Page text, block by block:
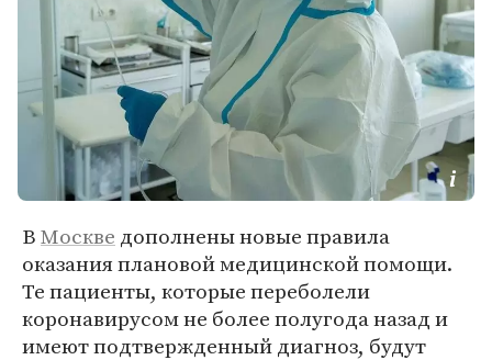
ВМоскве дополнены новые правила
оказания плановой медицинской помощи.
Те пациенты, которые переболели
коронавирусом не более полугода назад и
имеют подтвержденный диагноз, будут